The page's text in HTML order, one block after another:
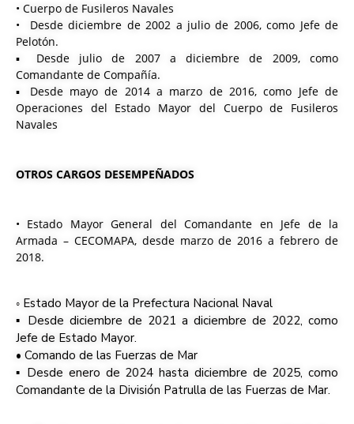
• Cuerpo de Fusileros Navales
• Desde diciembre de 2002 a julio de 2006, como Jefe de
Pelotón.
▪ Desde julio de 2007 a diciembre de 2009, como
Comandante de Compañía.
▪ Desde mayo de 2014 a marzo de 2016, como Jefe de
Operaciones del Estado Mayor del Cuerpo de Fusileros
Navales
OTROS CARGOS DESEMPEÑADOS
• Estado Mayor General del Comandante en Jefe de la
Armada – CECOMAPA, desde marzo de 2016 a febrero de
2018.
◦ Estado Mayor de la Prefectura Nacional Naval
▪ Desde diciembre de 2021 a diciembre de 2022, como
Jefe de Estado Mayor.
• Comando de las Fuerzas de Mar
▪ Desde enero de 2024 hasta diciembre de 2025, como
Comandante de la División Patrulla de las Fuerzas de Mar.